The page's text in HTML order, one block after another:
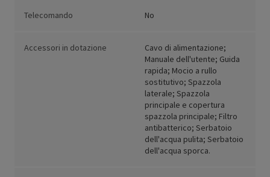
Telecomando No
Accessori in dotazione
Cavo di alimentazione;
Manuale dell'utente; Guida
rapida; Mocio a rullo
sostitutivo; Spazzola
laterale; Spazzola
principale e copertura
spazzola principale; Filtro
antibatterico; Serbatoio
dell'acqua pulita; Serbatoio
dell'acqua sporca.